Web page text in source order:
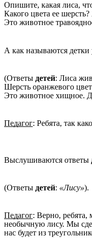
Опишите, какая лиса,
Какого цвета ее
Это животное
А как называются детки
(Ответы детей: Лиса
Шерсть оранжевого
Это животное хищное.
Педагог: Ребята, так
Выслушиваются ответы
(Ответы детей: «Лису»).
Педагог: Верно, ребята,
необычную лису. Мы
нас будет из